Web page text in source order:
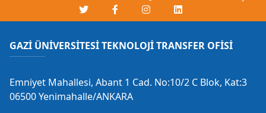
GAZİ ÜNİVERSİTESİ TEKNOLOJİ TRANSFER OFİSİ
Emniyet Mahallesi, Abant 1 Cad. No:10/2 C Blok, Kat:3
06500 Yenimahalle/ANKARA